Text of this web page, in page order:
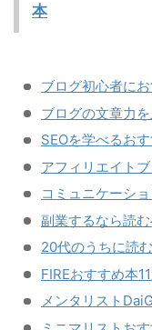
本
ブログ初心者に
ブログの文章力
SEOを学べるお
アフィリエイト
コミュニケーシ
副業するなら読
20代のうちに読
FIREおすすめ本
メンタリスト